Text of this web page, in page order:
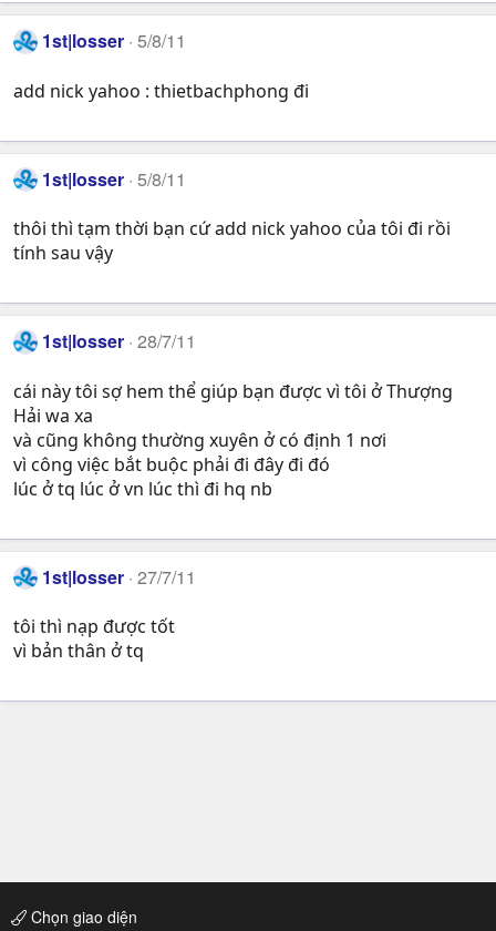
1st|losser 5/8/11
add nick yahoo : thietbachphong đi
1st|losser 5/8/11
thôi thì tạm thời bạn cứ add nick yahoo của tôi đi rồi
tính sau vậy
1st|losser 28/7/11
cái này tôi sợ hem thể giúp bạn được vì tôi ở Thượng
Hải wa xa
và cũng không thường xuyên ở có định 1 nơi
vì công việc bắt buộc phải đi đây đi đó
lúc ở tq lúc ở vn lúc thì đi hq nb
1st|losser 27/7/11
tôi thì nạp được tốt
vì bản thân ở tq
Chọn giao diện